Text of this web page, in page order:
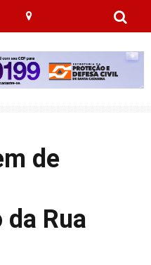
de
Rua